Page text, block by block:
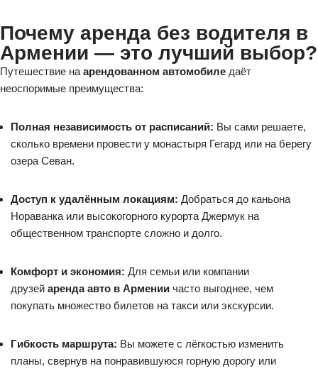
Почему аренда без водителя в
Армении — это лучший выбор?
Путешествие на арендованном автомобиле даёт
неоспоримые преимущества:
Полная независимость от расписаний: Вы сами решаете,
сколько времени провести у монастыря Гегард или на берегу
озера Севан.
Доступ к удалённым локациям: Добраться до каньона
Нораванка или высокогорного курорта Джермук на
общественном транспорте сложно и долго.
Комфорт и экономия: Для семьи или компании
друзей аренда авто в Армении часто выгоднее, чем
покупать множество билетов на такси или экскурсии.
Гибкость маршрута: Вы можете с лёгкостью изменить
планы, свернув на понравившуюся горную дорогу или